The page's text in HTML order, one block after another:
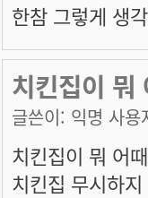
한참 그렇게 생
치킨집이 뭐
글쓴이: 익명 사용
치킨집이 뭐 어
치킨집 무시하